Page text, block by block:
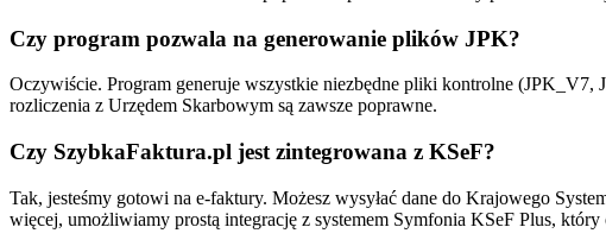
Czy program pozwala na generowanie plików JPK?
Oczywiście. Program generuje wszystkie niezbędne pliki kontrolne (JPK_V7,
rozliczenia z Urzędem Skarbowym są zawsze poprawne.
Czy SzybkaFaktura.pl jest zintegrowana z KSeF?
Tak, jesteśmy gotowi na e-faktury. Możesz wysyłać dane do Krajowego
więcej, umożliwiamy prostą integrację z systemem Symfonia KSeF Plus, który